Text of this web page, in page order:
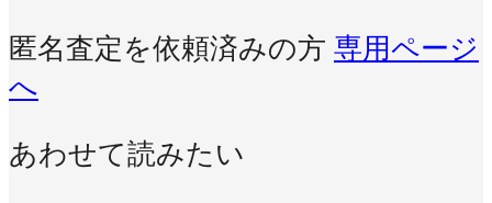
匿名査定を依頼済みの方 専用ページ
へ
あわせて読みたい